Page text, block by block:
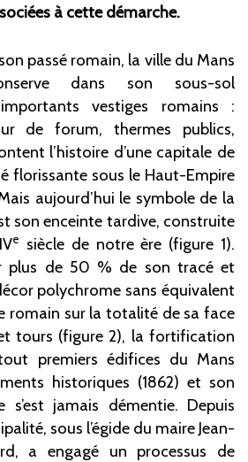
à cette démarche.
passé romain, la ville du Mans
dans son sous-sol
vestiges romains
:
de forum, thermes publics,
l’histoire d’une capitale de
florissante sous le Haut-Empire
aujourd’hui le symbole de la
son enceinte tardive, construite
e siècle de notre ère (figure 1).
plus de 50 % de son tracé et
polychrome sans équivalent
romain sur la totalité de sa face
tours (figure 2), la fortification
premiers édifices du Mans
historiques (1862) et son
s’est jamais démentie. Depuis
sous l’égide du maire Jean-
a engagé un processus de